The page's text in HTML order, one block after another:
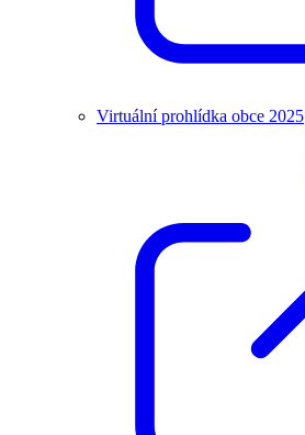
Virtuální prohlídka obce 2025